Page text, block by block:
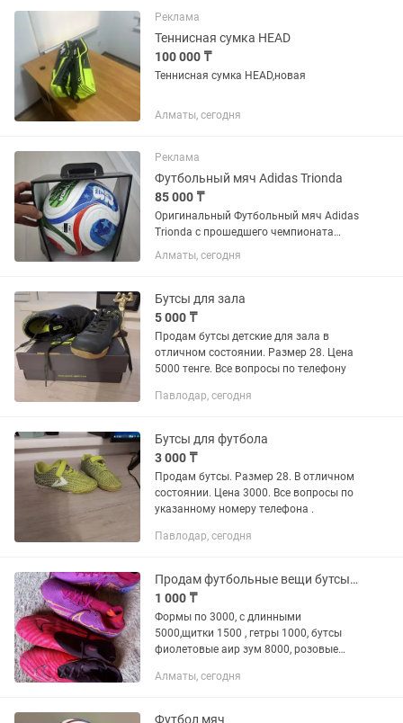
22 штуки Большие 13 штук Колечки...
Реклама
Теннисная сумка HEAD
100 000 ₸
Теннисная сумка HEAD,новая
Алматы, сегодня
Реклама
Футбольный мяч Adidas Trionda
85 000 ₸
Оригинальный Футбольный мяч Adidas
Trionda с прошедшего чемпионата
мира. Топовая модель для коллекции и
профессиональных игр и тренировок.
Алматы, сегодня
Бутсы для зала
5 000 ₸
Продам бутсы детские для зала в
отличном состоянии. Размер 28. Цена
5000 тенге. Все вопросы по телефону
Павлодар, сегодня
Бутсы для футбола
3 000 ₸
Продам бутсы. Размер 28. В отличном
состоянии. Цена 3000. Все вопросы по
указанному номеру телефона .
Павлодар, сегодня
Продам футбольные вещи бутсы формы щитки гетры
1 000 ₸
Формы по 3000, с длинными
5000,щитки 1500 , гетры 1000, бутсы
фиолетовые аир зум 8000, розовые
Алматы, сегодня
Футбол мяч